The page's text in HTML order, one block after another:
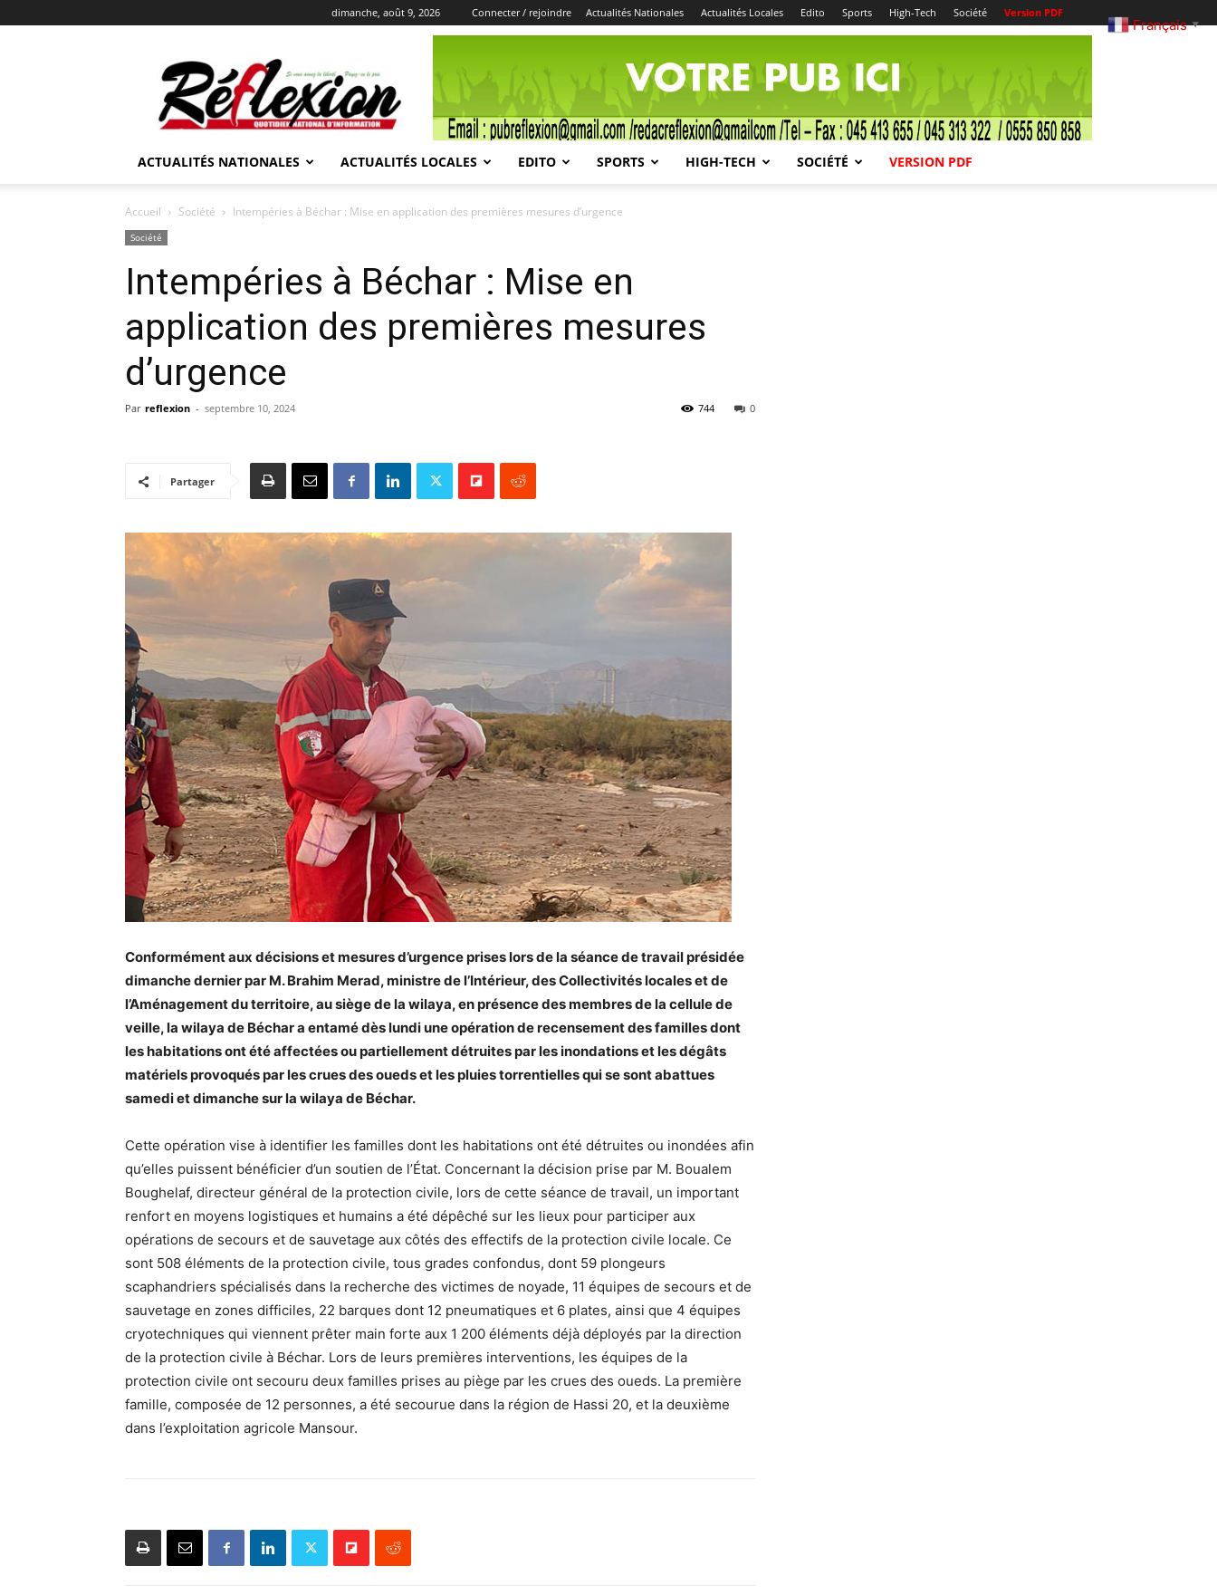
dimanche, août 9, 2026 Connecter / rejoindre Actualités Nationales Actualités Locales Edito Sports High-Tech Société Version PDF
REFLEXION
ACTUALITÉS NATIONALES ACTUALITÉS LOCALES EDITO SPORTS HIGH-TECH SOCIÉTÉ VERSION PDF
Accueil Société Intempéries à Béchar : Mise en application des premières mesures d’urgence
Société
Intempéries à Béchar : Mise en
application des premières mesures
d’urgence
Par reflexion - septembre 10, 2024 0
744
Partager
Conformément aux décisions et mesures d’urgence prises lors de la séance de travail présidée
dimanche dernier par M. Brahim Merad, ministre de l’Intérieur, des Collectivités locales et de
l’Aménagement du territoire, au siège de la wilaya, en présence des membres de la cellule de
veille, la wilaya de Béchar a entamé dès lundi une opération de recensement des familles dont
les habitations ont été affectées ou partiellement détruites par les inondations et les dégâts
matériels provoqués par les crues des oueds et les pluies torrentielles qui se sont abattues
samedi et dimanche sur la wilaya de Béchar.
Cette opération vise à identifier les familles dont les habitations ont été détruites ou inondées afin
qu’elles puissent bénéficier d’un soutien de l’État. Concernant la décision prise par M. Boualem
Boughelaf, directeur général de la protection civile, lors de cette séance de travail, un important
renfort en moyens logistiques et humains a été dépêché sur les lieux pour participer aux
opérations de secours et de sauvetage aux côtés des effectifs de la protection civile locale. Ce
sont 508 éléments de la protection civile, tous grades confondus, dont 59 plongeurs
scaphandriers spécialisés dans la recherche des victimes de noyade, 11 équipes de secours et de
sauvetage en zones difficiles, 22 barques dont 12 pneumatiques et 6 plates, ainsi que 4 équipes
cryotechniques qui viennent prêter main forte aux 1 200 éléments déjà déployés par la direction
de la protection civile à Béchar. Lors de leurs premières interventions, les équipes de la
protection civile ont secouru deux familles prises au piège par les crues des oueds. La première
famille, composée de 12 personnes, a été secourue dans la région de Hassi 20, et la deuxième
dans l’exploitation agricole Mansour.
Français ▼